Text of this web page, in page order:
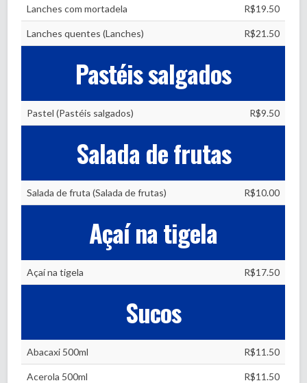
Lanches com mortadela R$19.50
Lanches quentes (Lanches) R$21.50
Pastéis salgados
Pastel (Pastéis salgados) R$9.50
Salada de frutas
Salada de fruta (Salada de frutas) R$10.00
Açaí na tigela
Açaí na tigela R$17.50
Sucos
Abacaxi 500ml R$11.50
Acerola 500ml R$11.50